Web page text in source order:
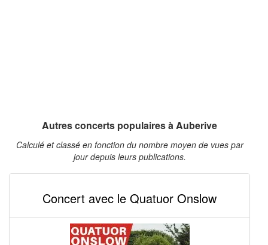
Autres concerts populaires à Auberive
Calculé et classé en fonction du nombre moyen de vues par
jour depuis leurs publications.
Concert avec le Quatuor Onslow